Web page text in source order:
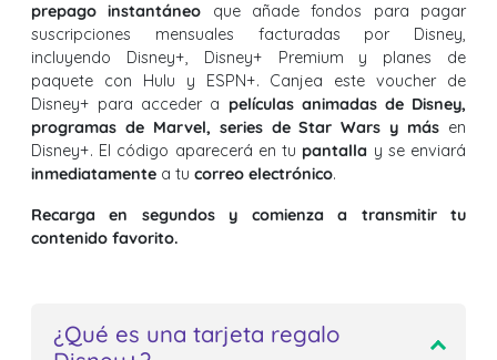
prepago instantáneo que añade fondos para pagar
suscripciones mensuales facturadas por Disney,
incluyendo Disney+, Disney+ Premium y planes de
paquete con Hulu y ESPN+. Canjea este voucher de
Disney+ para acceder a películas animadas de Disney,
programas de Marvel, series de Star Wars y más en
Disney+. El código aparecerá en tu pantalla y se enviará
inmediatamente a tu correo electrónico.
Recarga en segundos y comienza a transmitir tu
contenido favorito.
¿Qué es una tarjeta regalo